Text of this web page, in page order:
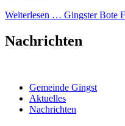
Weiterlesen … Gingster Bote
Nachrichten
Gemeinde Gingst
Aktuelles
Nachrichten